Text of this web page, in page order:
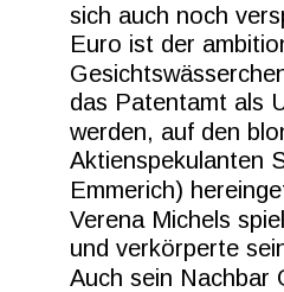
sich auch noch
Euro ist der
das Patentamt als
werden, auf den
Aktienspekulanten
Emmerich)
Verena Michels
und verkörperte
Auch sein Nachbar